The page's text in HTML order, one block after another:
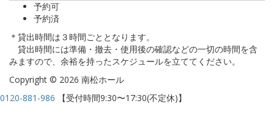
予約可
予約済
＊貸出時間は３時間ごととなります。
貸出時間には準備・撤去・使用後の確認などの一切の時間を含
みますので、余裕を持ったスケジュールを立ててください。
Copyright © 2026 南松ホール
0120-881-986
【受付時間9:30〜17:30(不定休)】